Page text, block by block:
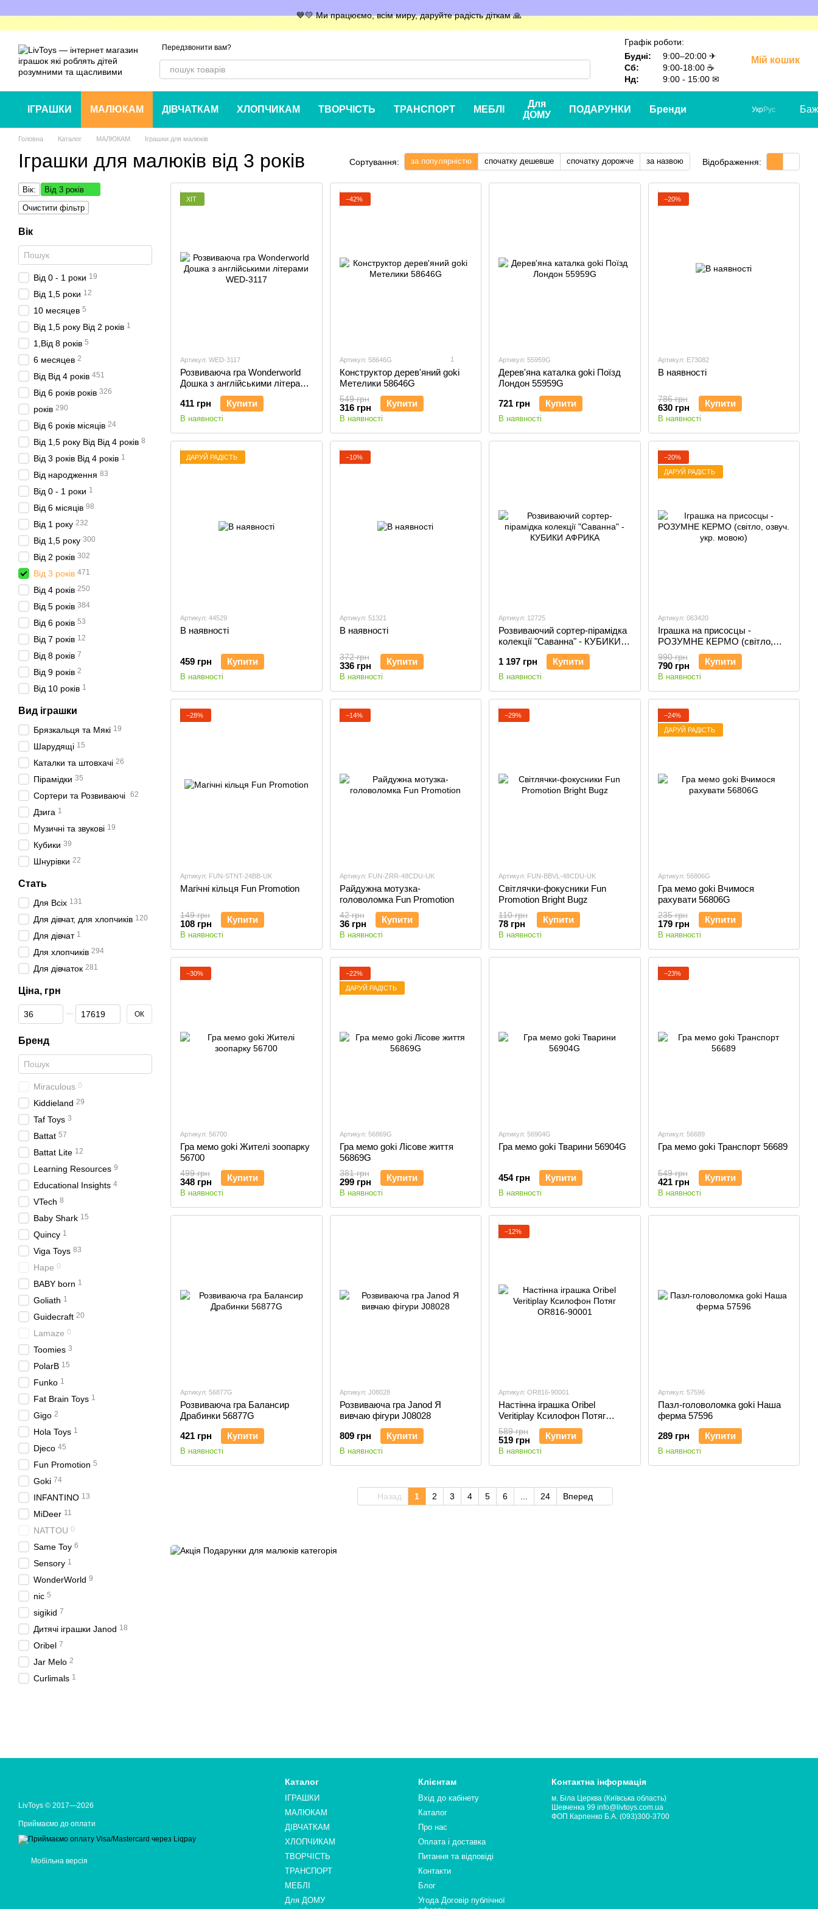
💙💛 Ми працюємо, всім миру, даруйте радість діткам 🙏
Передзвонити вам?
Графік роботи:
Будні:
9:00–20:00 ✈
Сб:
9:00-18:00 ☕
Нд:
9:00 - 15:00 ✉
Мій кошик
ІГРАШКИ МАЛЮКАМ ДІВЧАТКАМ ХЛОПЧИКАМ ТВОРЧІСТЬ ТРАНСПОРТ МЕБЛІ
Для
ДОМУ
ПОДАРУНКИ Бренди УкрРус
Головна Каталог МАЛЮКАМ Іграшки для малюкiв
Іграшки для малюків від 3 років Сортування: за популярністю спочатку дешевше спочатку дорожче за назвою Відображення:
ХІТ
Артикул: WED-3117
Розвиваюча гра Wonderworld
Дошка з англійськими літерами
WED-3117
411 грн
Купити
В наявності
−42%
Артикул: 58646G 1
Конструктор дерев'яний goki
Метелики 58646G
549 грн
316 грн Купити
В наявності
Артикул: 55959G
Дерев'яна каталка goki Поїзд
Лондон 55959G
721 грн
Купити
В наявності
−20%
Артикул: E73082
В наявності
786 грн
630 грн Купити
В наявності
ДАРУЙ РАДІСТЬ
Артикул: 44529
В наявності
459 грн Купити
В наявності
−10%
Артикул: 51321
В наявності
372 грн
336 грн Купити
В наявності
Артикул: 12725
Розвиваючий сортер-пірамідка
колекції "Саванна" - КУБИКИ
1 197 грн
Купити
В наявності
−20%
ДАРУЙ РАДІСТЬ
Артикул: 063420
Іграшка на присосцы -
РОЗУМНЕ КЕРМО (світло,
озвуч. укр. мовою)
990 грн
790 грн Купити
В наявності
−28%
Артикул: FUN-STNT-24BB-UK
Магічні кільця Fun Promotion
149 грн
108 грн Купити
В наявності
−14%
Артикул: FUN-ZRR-48CDU-UK
Райдужна мотузка-
головоломка Fun Promotion
42 грн
36 грн Купити
В наявності
−29%
Артикул: FUN-BBVL-48CDU-UK
Світлячки-фокусники Fun
Promotion Bright Bugz
110 грн
78 грн Купити
В наявності
−24%
ДАРУЙ РАДІСТЬ
Артикул: 56806G
Гра мемо goki Вчимося
рахувати 56806G
235 грн
179 грн Купити
В наявності
−30%
Артикул: 56700
Гра мемо goki Жителі зоопарку
56700
499 грн
348 грн Купити
В наявності
−22%
ДАРУЙ РАДІСТЬ
Артикул: 56869G
Гра мемо goki Лісове життя
56869G
381 грн
299 грн Купити
В наявності
Артикул: 56904G
Гра мемо goki Тварини 56904G
454 грн Купити
В наявності
−23%
Артикул: 56689
Гра мемо goki Транспорт 56689
549 грн
421 грн Купити
В наявності
Артикул: 56877G
Розвиваюча гра Балансир
Драбинки 56877G
421 грн
Купити
В наявності
Артикул: J08028
Розвиваюча гра Janod Я
вивчаю фігури J08028
809 грн
Купити
В наявності
−12%
Артикул: OR816-90001
Настінна іграшка Oribel
Veritiplay Ксилофон Потяг
OR816-90001
589 грн
519 грн Купити
В наявності
Артикул: 57596
Пазл-головоломка goki Наша
ферма 57596
289 грн
Купити
В наявності
Назад 1 2 3 4 5 6 24 Вперед
Вік:
Від 3 років
Очистити фільтр
Вік
Від 0 - 1 роки 19
Від 1,5 роки 12
10 месяцев 5
Від 1,5 року Від 2 років 1
1,Від 8 років 5
6 месяцев 2
Від Від 4 років 451
Від 6 років років 326
років 290
Від 6 років місяців 24
Від 1,5 року Від Від 4 років 8
Від 3 років Від 4 років 1
Від народження 83
Від 0 - 1 роки 1
Від 6 місяців 98
Від 1 року 232
Від 1,5 року 300
Від 2 років 302
Від 3 років 471
Від 4 років 250
Від 5 років 384
Від 6 років 53
Від 7 років 12
Від 8 років 7
Від 9 років 2
Від 10 років 1
Вид іграшки
Брязкальця та Мякі 19
Шарудящі 15
Каталки та штовхачі 26
Пірамідки 35
Сортери та Розвиваючі 62
Дзига 1
Музичні та звукові 19
Кубики 39
Шнурівки 22
Стать
Для Всіх 131
Для дівчат, для хлопчиків 120
Для дівчат 1
Для хлопчиків 294
Для дівчаток 281
Ціна, грн
Від Ціна, грн
До Ціна, грн ОК
Бренд
Miraculous 0
Kiddieland 29
Taf Toys 3
Battat 57
Battat Lite 12
Learning Resources 9
Educational Insights 4
VTech 8
Baby Shark 15
Quincy 1
Viga Toys 83
Hape 0
BABY born 1
Goliath 1
Guidecraft 20
Lamaze 0
Toomies 3
PolarB 15
Funko 1
Fat Brain Toys 1
Gigo 2
Hola Toys 1
Djeco 45
Fun Promotion 5
Goki 74
INFANTINO 13
MiDeer 11
NATTOU 0
Same Toy 6
Sensory 1
WonderWorld 9
nic 5
sigikid 7
Дитячі іграшки Janod 18
Oribel 7
Jar Melo 2
Curlimals 1
LivToys © 2017—2026
Приймаємо до оплати
Мобільна версія
Каталог
ІГРАШКИ
МАЛЮКАМ
ДІВЧАТКАМ
ХЛОПЧИКАМ
ТВОРЧІСТЬ
ТРАНСПОРТ
МЕБЛІ
Для ДОМУ
Клієнтам
Вхід до кабінету
Каталог
Про нас
Оплата і доставка
Питання та відповіді
Контакти
Блог
Угода Договір публічної
Контактна інформація
м. Біла Церква (Київська область)
Шевченка 99 info@livtoys.com.ua
ФОП Карпенко Б.А. (093)300-3700